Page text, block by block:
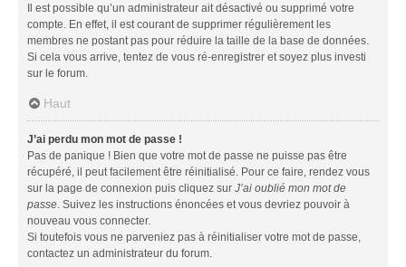
Il est possible qu’un administrateur ait désactivé ou supprimé votre
compte. En effet, il est courant de supprimer régulièrement les
membres ne postant pas pour réduire la taille de la base de données.
Si cela vous arrive, tentez de vous ré-enregistrer et soyez plus investi
sur le forum.
Haut
J’ai perdu mon mot de passe !
Pas de panique ! Bien que votre mot de passe ne puisse pas être
récupéré, il peut facilement être réinitialisé. Pour ce faire, rendez vous
sur la page de connexion puis cliquez sur J’ai oublié mon mot de
passe. Suivez les instructions énoncées et vous devriez pouvoir à
nouveau vous connecter.
Si toutefois vous ne parveniez pas à réinitialiser votre mot de passe,
contactez un administrateur du forum.